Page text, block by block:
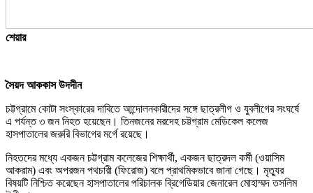
শেয়ার
সৈয়দ আককাস উদদীন
চট্টগ্রামে কোটা সংস্কারের দাবিতে আন্দোলনকারীদের সঙ্গে ছাত্রলীগ ও যুবলীগের সংঘর্ষে
এ পর্যন্ত ৩ জন নিহত হয়েছেন। তিনজনের মরদেহ চট্টগ্রাম মেডিকেল কলেজ
হাসপাতালের জরুরি বিভাগের মর্গে রয়েছে।
নিহতদের মধ্যে একজন চট্টগ্রাম কলেজের শিক্ষার্থী, একজন ছাত্রদল কর্মী (ওয়াসিম
আকরাম) এবং অপরজন পথচারী (ফিরোজ) বলে প্রাথমিকভাবে জানা গেছে। মৃত্যুর
বিষয়টি নিশ্চিত করেছেন হাসপাতালের পরিচালক ব্রিগেডিয়ার জেনারেল মোহাম্মদ তসলিম